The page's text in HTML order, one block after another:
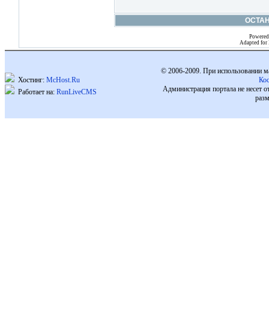
Adapted for
Хостинг: McHost.Ru
Работает на: RunLiveCMS
© 2006-2009. При использовании
Администрация портала не несет